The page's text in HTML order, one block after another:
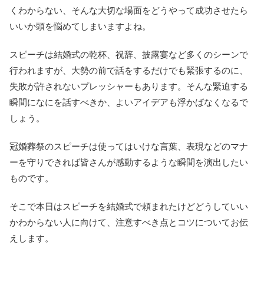
くわからない、そんな大切な場面をどうやって成功させたら
いいか頭を悩めてしまいますよね。
スピーチは結婚式の乾杯、祝辞、披露宴など多くのシーンで
行われますが、大勢の前で話をするだけでも緊張するのに、
失敗が許されないプレッシャーもあります。そんな緊迫する
瞬間になにを話すべきか、よいアイデアも浮かばなくなるで
しょう。
冠婚葬祭のスピーチは使ってはいけな言葉、表現などのマナ
ーを守りできれば皆さんが感動するような瞬間を演出したい
ものです。
そこで本日はスピーチを結婚式で頼まれたけどどうしていい
かわからない人に向けて、注意すべき点とコツについてお伝
えします。